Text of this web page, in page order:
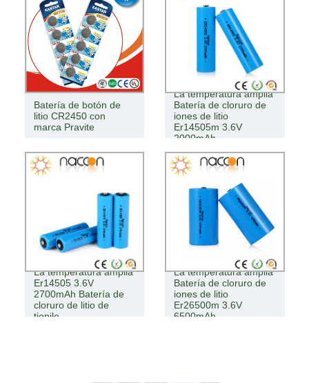
Batería de botón de
litio CR2450 con
marca Pravite
La temperatura amplia
Batería de cloruro de
iones de litio
Er14505m 3.6V
2000mAh
La temperatura amplia
Er14505 3.6V
2700mAh Batería de
cloruro de litio de
tionilo
La temperatura amplia
Batería de cloruro de
iones de litio
Er26500m 3.6V
6500mAh